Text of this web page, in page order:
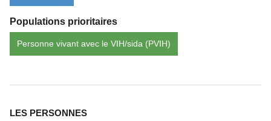
Populations prioritaires
Personne vivant avec le VIH/sida (PVIH)
LES PERSONNES